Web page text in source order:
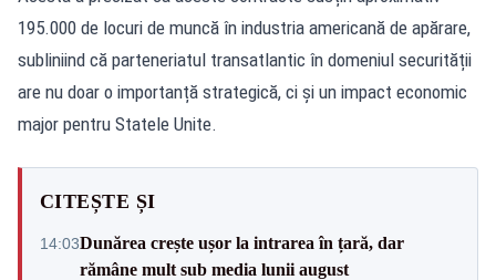
195.000 de locuri de muncă în industria americană de apărare,
subliniind că parteneriatul transatlantic în domeniul securității
are nu doar o importanță strategică, ci și un impact economic
major pentru Statele Unite.
CITEȘTE ȘI
14:03Dunărea crește ușor la intrarea în țară, dar
rămâne mult sub media lunii august